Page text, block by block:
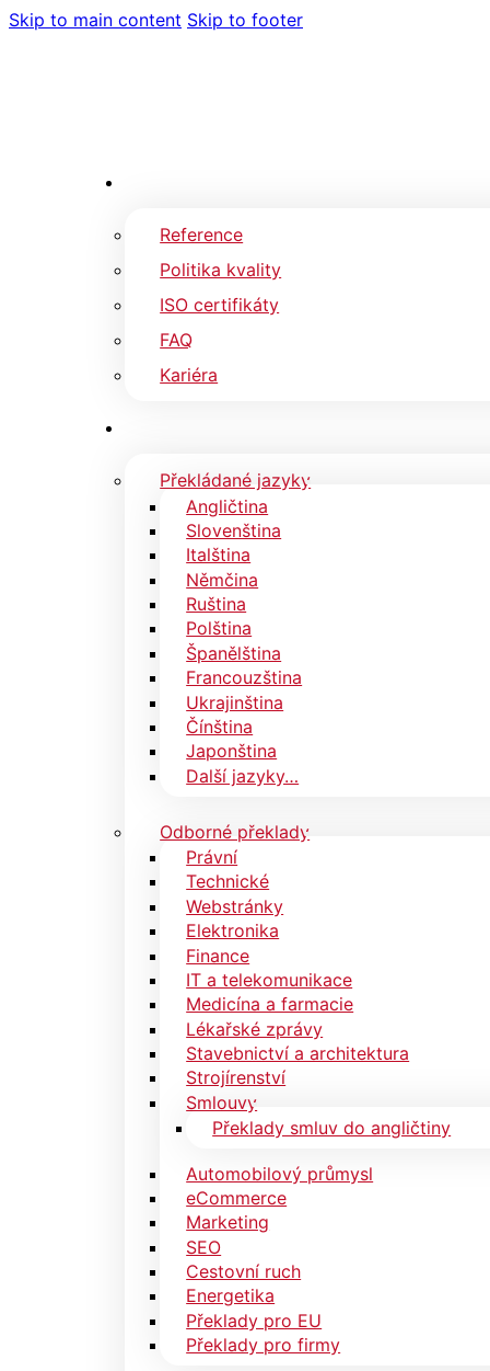
Skip to main content Skip to footer
Reference
Politika kvality
ISO certifikáty
FAQ
Kariéra
Překládané jazyky
Angličtina
Slovenština
Italština
Němčina
Ruština
Polština
Španělština
Francouzština
Ukrajinština
Čínština
Japonština
Další jazyky…
Odborné překlady
Právní
Technické
Webstránky
Elektronika
Finance
IT a telekomunikace
Medicína a farmacie
Lékařské zprávy
Stavebnictví a architektura
Strojírenství
Smlouvy
Překlady smluv do angličtiny
Automobilový průmysl
eCommerce
Marketing
SEO
Cestovní ruch
Energetika
Překlady pro EU
Překlady pro firmy